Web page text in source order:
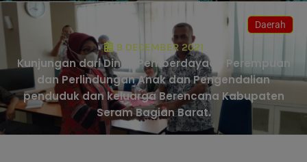
Daerah
9 DECEMBER 2021
Kunjungan dari Dinas Pemberdayaan Perempuan
dan Perlindungan Anak dan Pengendalian
penduduk dan keluarga Berencana Kabupaten
Seram Bagian Barat.